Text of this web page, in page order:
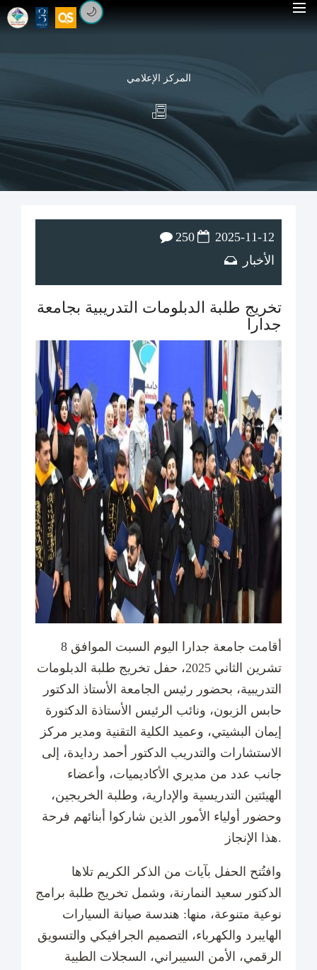
🌙
المركز الإعلامي
2025-11-12
الأخبار
250
تخريج طلبة الدبلومات التدريبية بجامعة
جدارا
أقامت جامعة جدارا اليوم السبت الموافق 8
تشرين الثاني 2025، حفل تخريج طلبة الدبلومات
التدريبية، بحضور رئيس الجامعة الأستاذ الدكتور
حابس الزبون، ونائب الرئيس الأستاذة الدكتورة
إيمان البشيتي، وعميد الكلية التقنية ومدير مركز
الاستشارات والتدريب الدكتور أحمد ردايدة، إلى
جانب عدد من مديري الأكاديميات، وأعضاء
الهيئتين التدريسية والإدارية، وطلبة الخريجين،
وحضور أولياء الأمور الذين شاركوا أبنائهم فرحة
هذا الإنجاز.
وافتُتح الحفل بآيات من الذكر الكريم تلاها
الدكتور سعيد النمارنة، وشمل تخريج طلبة برامج
نوعية متنوعة، منها: هندسة صيانة السيارات
الهايبرد والكهرباء، التصميم الجرافيكي والتسويق
الرقمي، الأمن السيبراني، السجلات الطبية